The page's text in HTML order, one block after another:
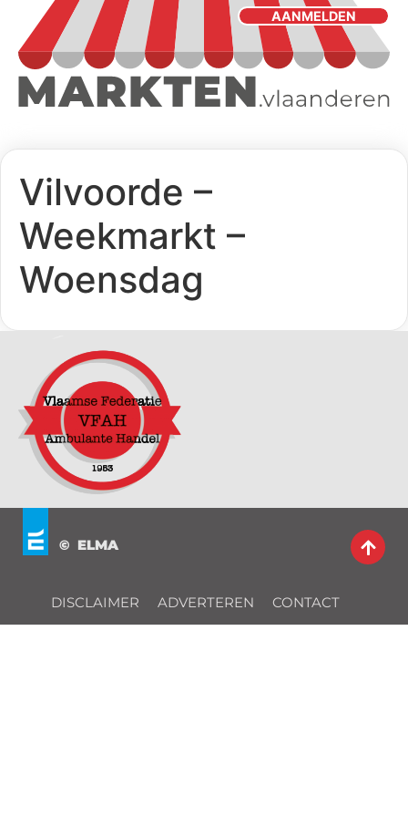
AANMELDEN
Vilvoorde –
Weekmarkt –
Woensdag
© ELMA
DISCLAIMER ADVERTEREN CONTACT